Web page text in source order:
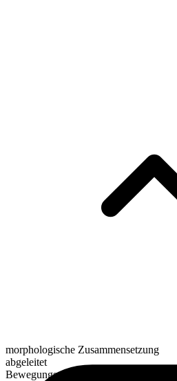
morphologische Zusammensetzung
abgeleitet
Bewegungsverb